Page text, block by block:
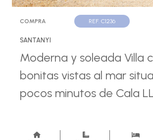
COMPRA REF. C1236
SANTANYI
Moderna y soleada Villa
bonitas vistas al mar
pocos minutos de Cala